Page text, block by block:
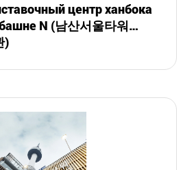
центр ханбока
N (남산서울타워
)